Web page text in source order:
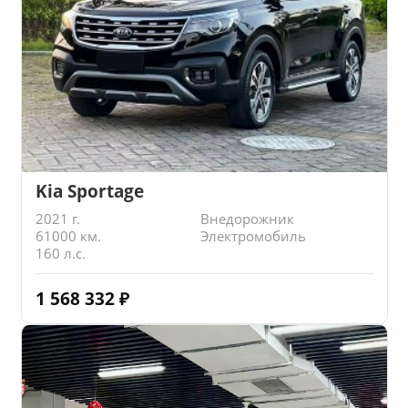
Kia Sportage
2021 г.
Внедорожник
61000 км.
Электромобиль
160 л.с.
1 568 332 ₽